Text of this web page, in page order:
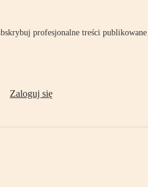
profesjonalne treści publikowane
Zaloguj się